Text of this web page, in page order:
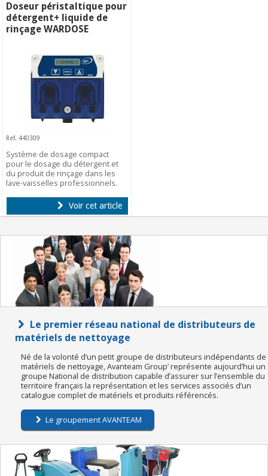
Doseur péristaltique pour
détergent+ liquide de
rinçage WARDOSE
Ref. 440309
Système de dosage compact
pour le dosage du détergent et
du produit de rinçage dans les
lave-vaisselles professionnels.
Voir cet article
Le premier réseau national de distributeurs de
matériels de nettoyage
Né de la volonté d’un petit groupe de distributeurs indépendants de
matériels de nettoyage, Avanteam Group’ représente aujourd’hui un
groupe National de distribution capable d’assurer sur l’ensemble du
territoire français la représentation et les services associés d’un
catalogue complet de matériels et produits référencés.
Le groupement AVANTEAM